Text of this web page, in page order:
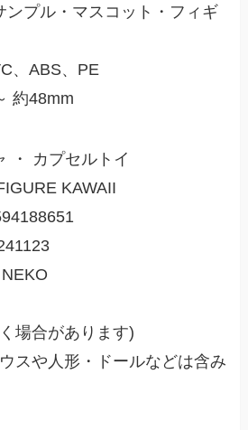
ンプル・マスコット・フィギ
、ABS、PE
約48mm
・ カプセルトイ
KAWAII
場合があります)
スや人形・ドールなどは含み